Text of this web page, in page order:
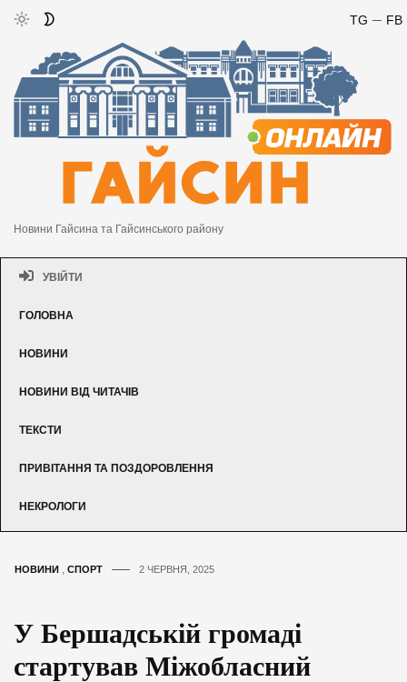
FB
TG
Новини Гайсина та Гайсинського району
УВІЙТИ
ГОЛОВНА
НОВИНИ
НОВИНИ ВІД ЧИТАЧІВ
ТЕКСТИ
ПРИВІТАННЯ ТА ПОЗДОРОВЛЕННЯ
НЕКРОЛОГИ
НОВИНИ СПОРТ 2 ЧЕРВНЯ, 2025
У Бершадській громаді
стартував Міжобласний